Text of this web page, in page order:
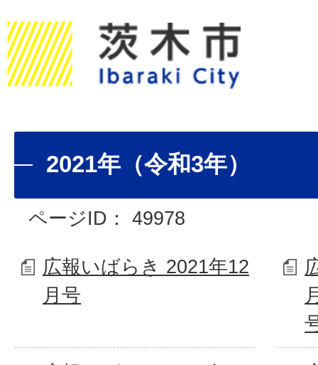
2021年（令和3年）
ページID： 49978
広報いばらき 2021年12
月号